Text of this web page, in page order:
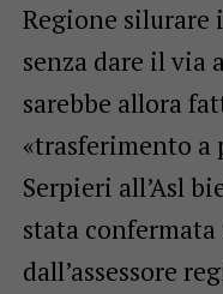
Regione
senza dare il via
sarebbe allora
«trasferimento a
Serpieri all’Asl
stata
dall’assessore